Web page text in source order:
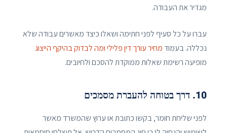
מגדיר את העבודה.
עברו על כל סעיף לפני חתימה ושאלו כיצד מאשרים עבודה שלא
נכללה. בעמודמחיר עורך דין פלילי ומה לבדוק בהיקף הייצוג
מופיעה רשימת שאלות ממוקדת להסכם ולחיובים.
10. דרך בטוחה להעברת מסמכים
לפני שליחת חומר, בקשו כתובת או ערוץ שהמשרד מאשר